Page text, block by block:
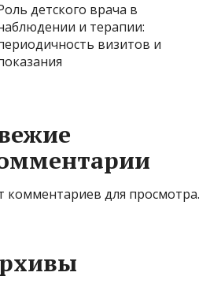
детского врача в
и терапии:
визитов и
комментариев для просмотра.